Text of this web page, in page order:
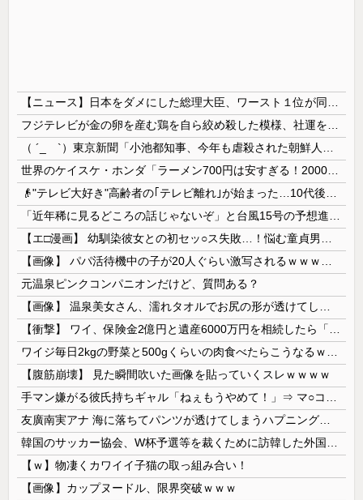
元温泉ピンクコンパニオンだけど、質問ある？
【腹筋崩壊】 見た瞬間吹いた画像を貼っていくスレｗｗｗｗ
【ｗ】物凄くカワイイ子猫の取っ組み合い！
【画像】カップヌードル、限界突破ｗｗｗ